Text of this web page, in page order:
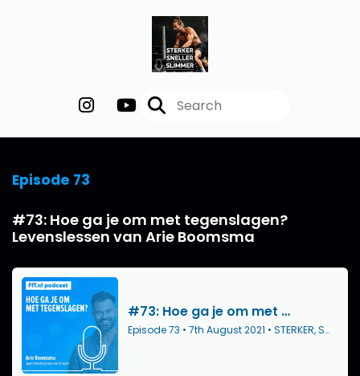
Episode 73
#73: Hoe ga je om met tegenslagen?
Levenslessen van Arie Boomsma